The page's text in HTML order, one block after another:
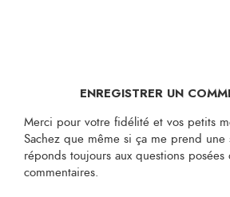
ENREGISTRER UN
Merci pour votre fidélité et vos petits
Sachez que même si ça me prend une
réponds toujours aux questions posées
commentaires.